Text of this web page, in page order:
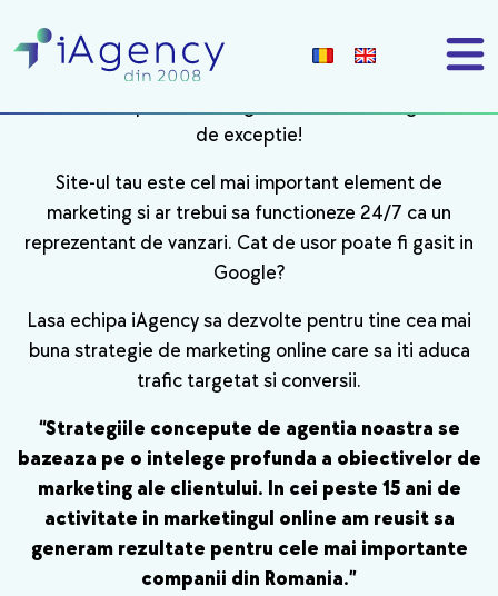
petrec peste 6 ore pe zi online vizionand continut
digital. Cum faci sa transformi acesti consumatori in
de exceptie!
Site-ul tau este cel mai important element de
marketing si ar trebui sa functioneze 24/7 ca un
reprezentant de vanzari. Cat de usor poate fi gasit in
Google?
Lasa echipa iAgency sa dezvolte pentru tine cea mai
buna strategie de marketing online care sa iti aduca
trafic targetat si conversii.
“Strategiile concepute de agentia noastra se
bazeaza pe o intelege profunda a obiectivelor de
marketing ale clientului. In cei peste 15 ani de
activitate in marketingul online am reusit sa
generam rezultate pentru cele mai importante
companii din Romania.”